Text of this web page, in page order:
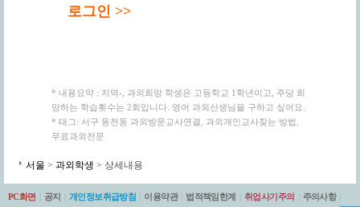
로그인 >>
* 내용요약 : 지역-, 과외희망 학생은 고등학교 1학년이고, 주당 희
망하는 학습횟수는 2회입니다. 영어 과외선생님을 구하고 싶어요.
* 태그: 서구 동천동 과외방문교사연결, 과외개인교사찾는 방법,
무료과외전문
서울 > 과외학생 > 상세내용
PC화면 공지 개인정보취급방침 이용약관 법적책임한계 취업사기주의 주의사항